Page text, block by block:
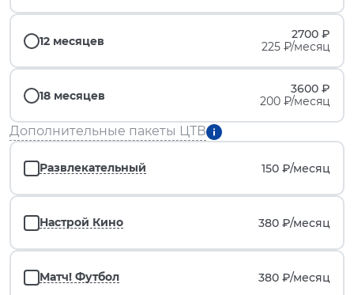
12 месяцев
2700 ₽
225 ₽/месяц
18 месяцев
3600 ₽
200 ₽/месяц
Дополнительные пакеты ЦТВ
Развлекательный 150 ₽/месяц
Настрой Кино 380 ₽/месяц
Матч! Футбол 380 ₽/месяц